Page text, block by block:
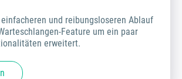
und reibungsloseren Ablauf
Feature um ein paar
erweitert.